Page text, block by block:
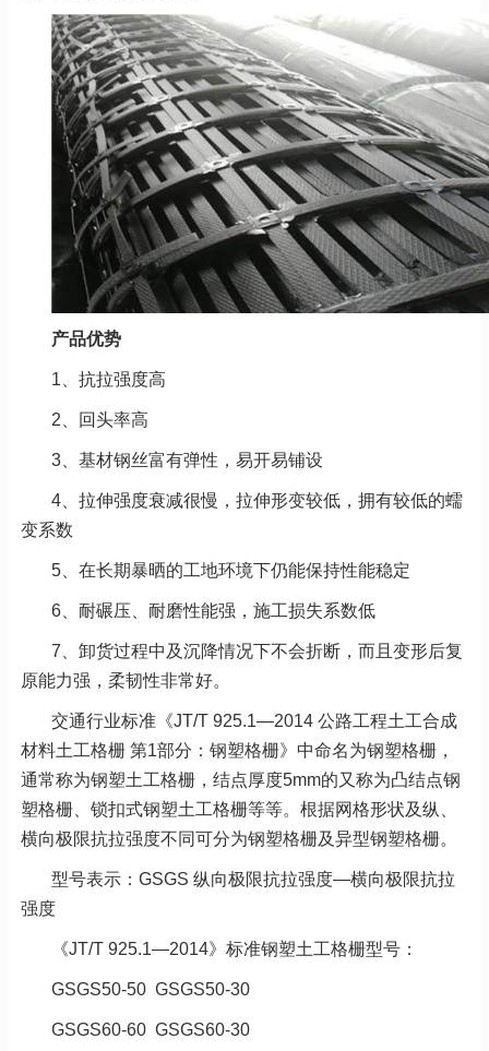
产品优势
1、抗拉强度高
2、回头率高
3、基材钢丝富有弹性，易开易铺设
4、拉伸强度衰减很慢，拉伸形变较低，拥有较低的蠕
变系数
5、在长期暴晒的工地环境下仍能保持性能稳定
6、耐碾压、耐磨性能强，施工损失系数低
7、卸货过程中及沉降情况下不会折断，而且变形后复
原能力强，柔韧性非常好。
交通行业标准《JT/T 925.1—2014 公路工程土工合成
材料土工格栅 第1部分：钢塑格栅》中命名为钢塑格栅，
通常称为钢塑土工格栅，结点厚度5mm的又称为凸结点钢
塑格栅、锁扣式钢塑土工格栅等等。根据网格形状及纵、
横向极限抗拉强度不同可分为钢塑格栅及异型钢塑格栅。
型号表示：GSGS 纵向极限抗拉强度—横向极限抗拉
强度
《JT/T 925.1—2014》标准钢塑土工格栅型号：
GSGS50-50 GSGS50-30
GSGS60-60 GSGS60-30